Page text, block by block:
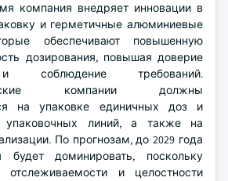
компания внедряет инновации в
и герметичные алюминиевые
обеспечивают повышенную
дозирования, повышая доверие
соблюдение требований.
компании должны
на упаковке единичных доз и
упаковочных линий, а также на
По прогнозам, до 2029 года
будет доминировать, поскольку
отслеживаемости и целостности